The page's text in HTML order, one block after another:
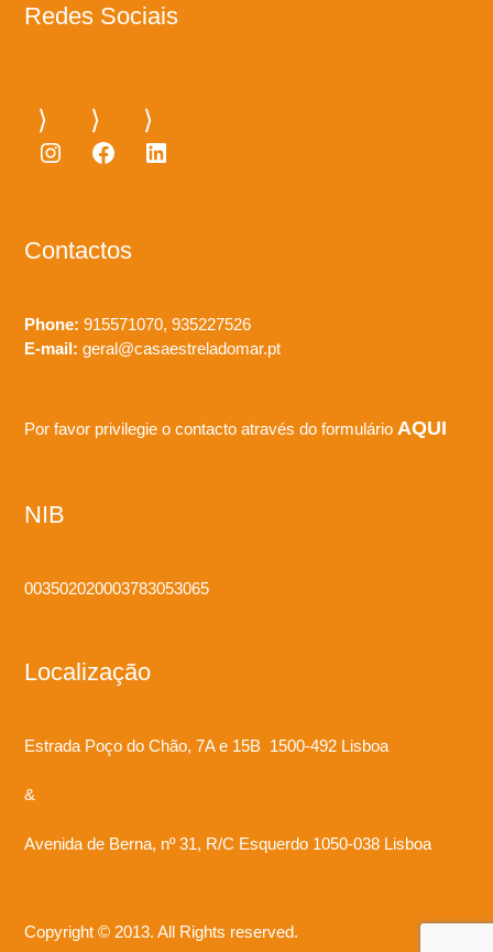
Redes Sociais
Instagram
Facebook
LinkedIn
Contactos
Phone: 915571070, 935227526
E-mail: geral@casaestreladomar.pt
Por favor privilegie o contacto através do formulário AQUI
NIB
003502020003783053065
Localização
Estrada Poço do Chão, 7A e 15B 1500-492 Lisboa
&
Avenida de Berna, nº 31, R/C Esquerdo 1050-038 Lisboa
Copyright © 2013. All Rights reserved.